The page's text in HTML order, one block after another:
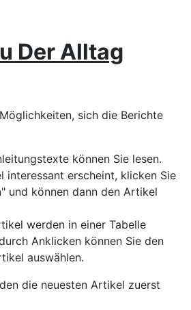
Der Alltag
sich die Berichte
können Sie lesen.
interessant erscheint, klicken Sie
und können dann den Artikel
werden in einer Tabelle
Anklicken können Sie den
auswählen.
die neuesten Artikel zuerst